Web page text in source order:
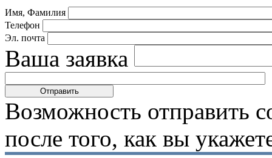
Имя, Фамилия
Телефон
Эл. почта
Ваша заявка
Возможность отправить
после того, как вы